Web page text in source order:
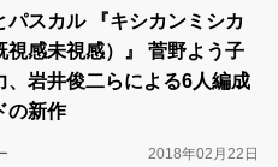
パスカル 『キシカンミシカ
視感未視感）』 菅野よう子
、岩井俊二らによる6人編成
の新作
2018年02月22日